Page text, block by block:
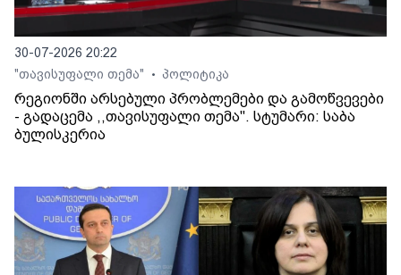
30-07-2026 20:22
"თავისუფალი თემა"
• პოლიტიკა
რეგიონში არსებული პრობლემები და გამოწვევები
- გადაცემა ,,თავისუფალი თემა". სტუმარი: საბა
ბულისკერია